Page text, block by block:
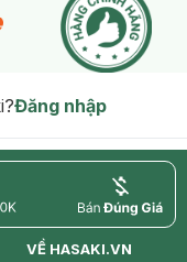
Đăng nhập
price
VỀ HASAKI.VN